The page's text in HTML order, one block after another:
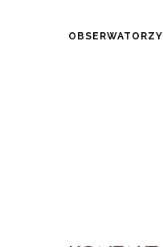
OBSERWATORZY